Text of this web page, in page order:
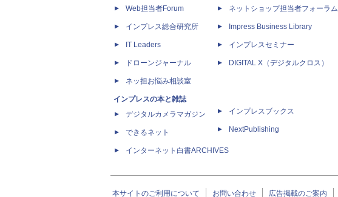
Web担当者Forum
インプレス総合研究所
IT Leaders
ドローンジャーナル
ネッ担お悩み相談室
インプレスの本と雑誌
デジタルカメラマガジン
できるネット
インターネット白書ARCHIVES
ネットショップ担当者フォーラム
Impress Business Library
インプレスセミナー
DIGITAL X（デジタルクロス）
インプレスブックス
NextPublishing
本サイトのご利用について お問い合わせ 広告掲載のご案内